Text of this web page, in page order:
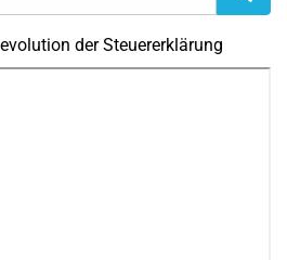
der Steuererklärung